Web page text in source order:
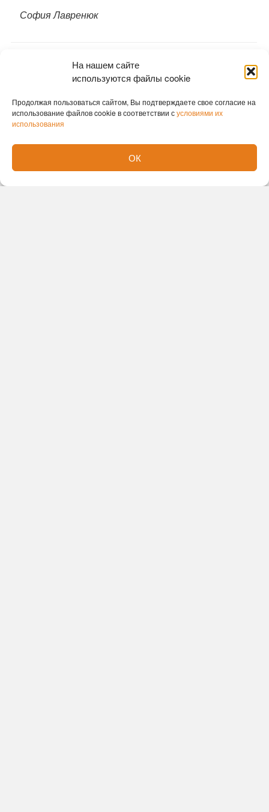
На нашем сайте
используются файлы cookie
Продолжая пользоваться сайтом, Вы подтверждаете свое согласие на
использование файлов cookie в соответствии сусловиями их
использования
ОК
София Лавренюк